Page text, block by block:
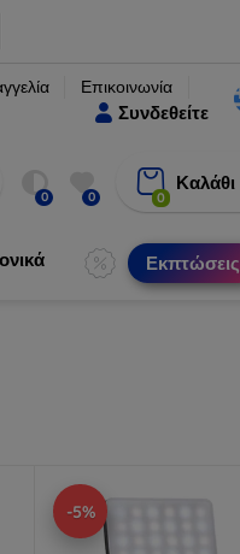
Επικοινωνία
Συνδεθείτε
0 0 0
Καλάθι
Εκπτώσεις
-5%